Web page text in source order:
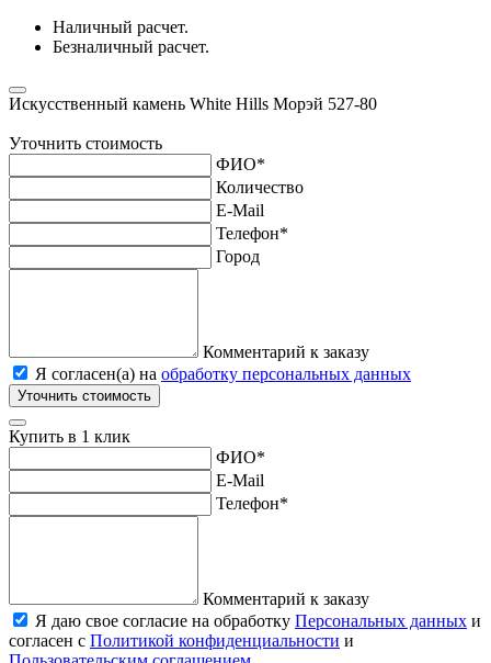
Наличный расчет.
Безналичный расчет.
Искусственный камень White Hills Морэй 527-80
Уточнить стоимость
ФИО*
Количество
E-Mail
Телефон*
Город
Комментарий к заказу
Я согласен(а) на обработку персональных данных
Уточнить стоимость
Купить в 1 клик
ФИО*
E-Mail
Телефон*
Комментарий к заказу
Я даю свое согласие на обработку Персональных данных и
согласен с Политикой конфиденциальности и